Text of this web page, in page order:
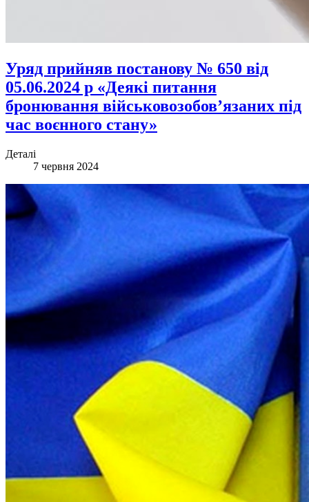
Уряд прийняв постанову № 650 від
05.06.2024 р «Деякі питання
бронювання військовозобов’язаних під
час воєнного стану»
Деталі
7 червня 2024